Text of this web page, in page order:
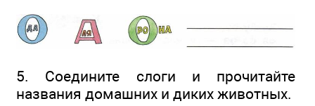
5. Соедините слоги и прочитайте
названия домашних и диких животных.